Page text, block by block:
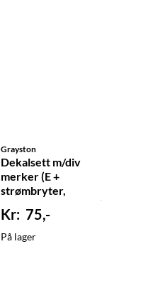
Grayston
Dekalsett m/div
merker (E +
strømbryter,
brytersymboler etc),
FGE978
75,-
På lager